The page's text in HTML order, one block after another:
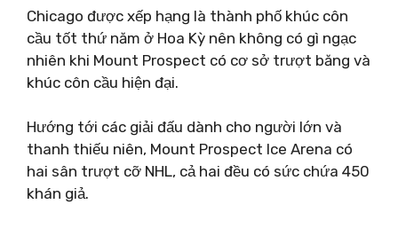
Chicago được xếp hạng là thành phố khúc côn
cầu tốt thứ năm ở Hoa Kỳ nên không có gì ngạc
nhiên khi Mount Prospect có cơ sở trượt băng và
khúc côn cầu hiện đại.
Hướng tới các giải đấu dành cho người lớn và
thanh thiếu niên, Mount Prospect Ice Arena có
hai sân trượt cỡ NHL, cả hai đều có sức chứa 450
khán giả.